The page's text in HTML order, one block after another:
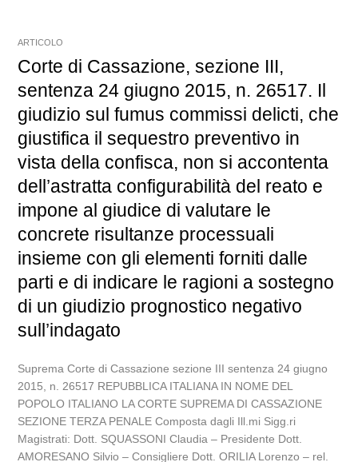
ARTICOLO
Corte di Cassazione, sezione III,
sentenza 24 giugno 2015, n. 26517. Il
giudizio sul fumus commissi delicti, che
giustifica il sequestro preventivo in
vista della confisca, non si accontenta
dell’astratta configurabilità del reato e
impone al giudice di valutare le
concrete risultanze processuali
insieme con gli elementi forniti dalle
parti e di indicare le ragioni a sostegno
di un giudizio prognostico negativo
sull’indagato
Suprema Corte di Cassazione sezione III sentenza 24 giugno
2015, n. 26517 REPUBBLICA ITALIANA IN NOME DEL
POPOLO ITALIANO LA CORTE SUPREMA DI CASSAZIONE
SEZIONE TERZA PENALE Composta dagli Ill.mi Sigg.ri
Magistrati: Dott. SQUASSONI Claudia – Presidente Dott.
AMORESANO Silvio – Consigliere Dott. ORILIA Lorenzo – rel.